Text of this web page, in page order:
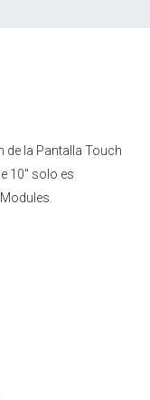
de la Pantalla Touch
10" solo es